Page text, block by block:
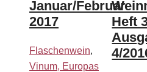
Januar/Februar
2017
Flaschenwein,
Vinum, Europas
Heft
4/